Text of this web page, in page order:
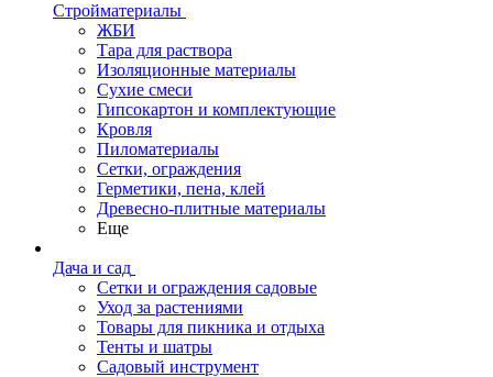
Стройматериалы
ЖБИ
Тара для раствора
Изоляционные материалы
Сухие смеси
Гипсокартон и комплектующие
Кровля
Пиломатериалы
Сетки, ограждения
Герметики, пена, клей
Древесно-плитные материалы
Еще
Дача и сад
Сетки и ограждения садовые
Уход за растениями
Товары для пикника и отдыха
Тенты и шатры
Садовый инструмент